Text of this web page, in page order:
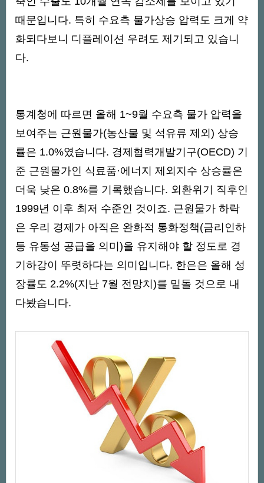
때문입니다. 특히 수요측 물가상승 압력도 크게 약
화되다보니 디플레이션 우려도 제기되고 있습니
다.
통계청에 따르면 올해 1~9월 수요측 물가 압력을
보여주는 근원물가(농산물 및 석유류 제외) 상승
률은 1.0%였습니다. 경제협력개발기구(OECD) 기
준 근원물가인 식료품·에너지 제외지수 상승률은
더욱 낮은 0.8%를 기록했습니다. 외환위기 직후인
1999년 이후 최저 수준인 것이죠. 근원물가 하락
은 우리 경제가 아직은 완화적 통화정책(금리인하
등 유동성 공급을 의미)을 유지해야 할 정도로 경
기하강이 뚜렷하다는 의미입니다. 한은은 올해 성
장률도 2.2%(지난 7월 전망치)를 밑돌 것으로 내
다봤습니다.